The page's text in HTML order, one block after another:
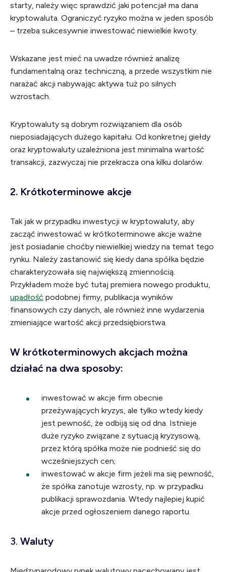
starty, należy więc sprawdzić jaki potencjał ma dana
kryptowaluta. Ograniczyć ryzyko można w jeden sposób
– trzeba sukcesywnie inwestować niewielkie kwoty.
Wskazane jest mieć na uwadze również analizę
fundamentalną oraz techniczną, a przede wszystkim nie
narażać akcji nabywając aktywa tuż po silnych
wzrostach.
Kryptowaluty są dobrym rozwiązaniem dla osób
nieposiadających dużego kapitału. Od konkretnej giełdy
oraz kryptowaluty uzależniona jest minimalna wartość
transakcji, zazwyczaj nie przekracza ona kilku dolarów.
2. Krótkoterminowe akcje
Tak jak w przypadku inwestycji w kryptowaluty, aby
zacząć inwestować w krótkoterminowe akcje ważne
jest posiadanie choćby niewielkiej wiedzy na temat tego
rynku. Należy zastanowić się kiedy dana spółka będzie
charakteryzowała się największą zmiennością.
Przykładem może być tutaj premiera nowego produktu,
upadłość podobnej firmy, publikacja wyników
finansowych czy danych, ale również inne wydarzenia
zmieniające wartość akcji przedsiębiorstwa.
W krótkoterminowych akcjach można
działać na dwa sposoby:
inwestować w akcje firm obecnie
przeżywających kryzys, ale tylko wtedy kiedy
jest pewność, że odbiją się od dna. Istnieje
duże ryzyko związane z sytuacją kryzysową,
przez którą spółka może nie podnieść się do
wcześniejszych cen;
inwestować w akcje firm jeżeli ma się pewność,
że spółka zanotuje wzrosty, np. w przypadku
publikacji sprawozdania. Wtedy najlepiej kupić
akcje przed ogłoszeniem danego raportu.
3. Waluty